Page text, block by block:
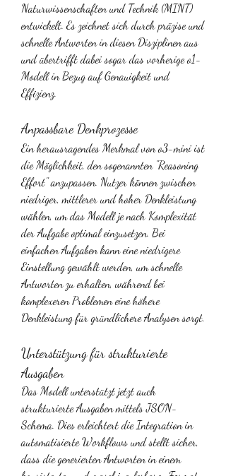
Naturwissenschaften und Technik (MINT)
entwickelt. Es zeichnet sich durch präzise und
schnelle Antworten in diesen Disziplinen aus
und übertrifft dabei sogar das vorherige o1-
Modell in Bezug auf Genauigkeit und
Effizienz.
Anpassbare Denkprozesse
Ein herausragendes Merkmal von o3-mini ist
die Möglichkeit, den sogenannten "Reasoning
Effort" anzupassen. Nutzer können zwischen
niedriger, mittlerer und hoher Denkleistung
wählen, um das Modell je nach Komplexität
der Aufgabe optimal einzusetzen. Bei
einfachen Aufgaben kann eine niedrigere
Einstellung gewählt werden, um schnelle
Antworten zu erhalten, während bei
komplexeren Problemen eine höhere
Denkleistung für gründlichere Analysen sorgt.
Unterstützung für strukturierte
Ausgaben
Das Modell unterstützt jetzt auch
strukturierte Ausgaben mittels JSON-
Schema. Dies erleichtert die Integration in
automatisierte Workflows und stellt sicher,
dass die generierten Antworten in einem